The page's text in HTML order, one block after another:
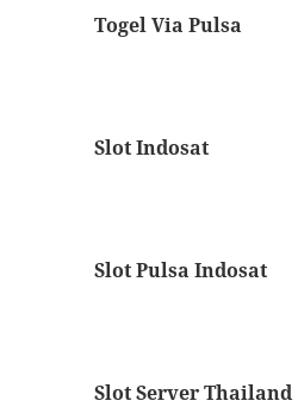
Togel Via Pulsa
Slot Indosat
Slot Pulsa Indosat
Slot Server Thailand